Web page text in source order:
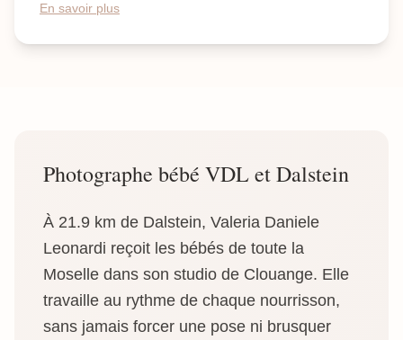
En savoir plus
Photographe bébé VDL et Dalstein
À 21.9 km de Dalstein, Valeria Daniele
Leonardi reçoit les bébés de toute la
Moselle dans son studio de Clouange. Elle
travaille au rythme de chaque nourrisson,
sans jamais forcer une pose ni brusquer